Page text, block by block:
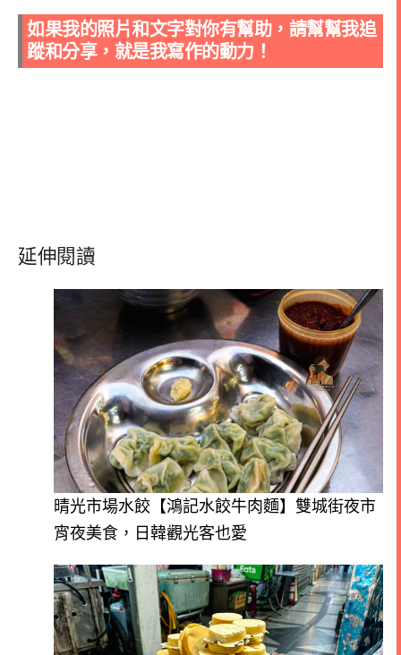
如果我的照片和文字對你有幫助，請幫幫我追
蹤和分享，就是我寫作的動力！
延伸閱讀
晴光市場水餃【鴻記水餃牛肉麵】雙城街夜市
宵夜美食，日韓觀光客也愛